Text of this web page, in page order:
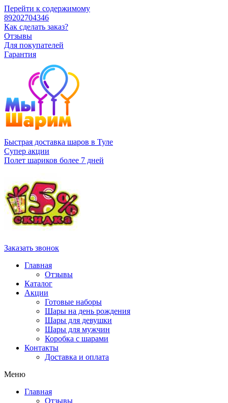
Перейти к содержимому
89202704346
Как сделать заказ?
Отзывы
Для покупателей
Гарантия
Быстрая доставка шаров в Туле
Супер акции
Полет шариков более 7 дней
Заказать звонок
Главная
Отзывы
Каталог
Акции
Готовые наборы
Шары на день рождения
Шары для девушки
Шары для мужчин
Коробка с шарами
Контакты
Доставка и оплата
Меню
Главная
Отзывы